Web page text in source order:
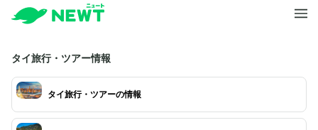
タイ旅行・ツアー情報
タイ旅行・ツアーの情報